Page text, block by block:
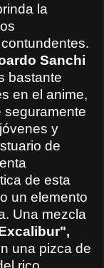
la
Sanchi
bastante
en el anime,
seguramente
y
de
de esta
un elemento
Una mezcla
una pizca de